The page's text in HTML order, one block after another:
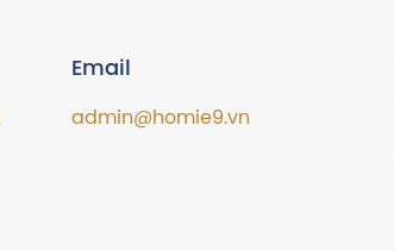
Email
admin@homie9.vn